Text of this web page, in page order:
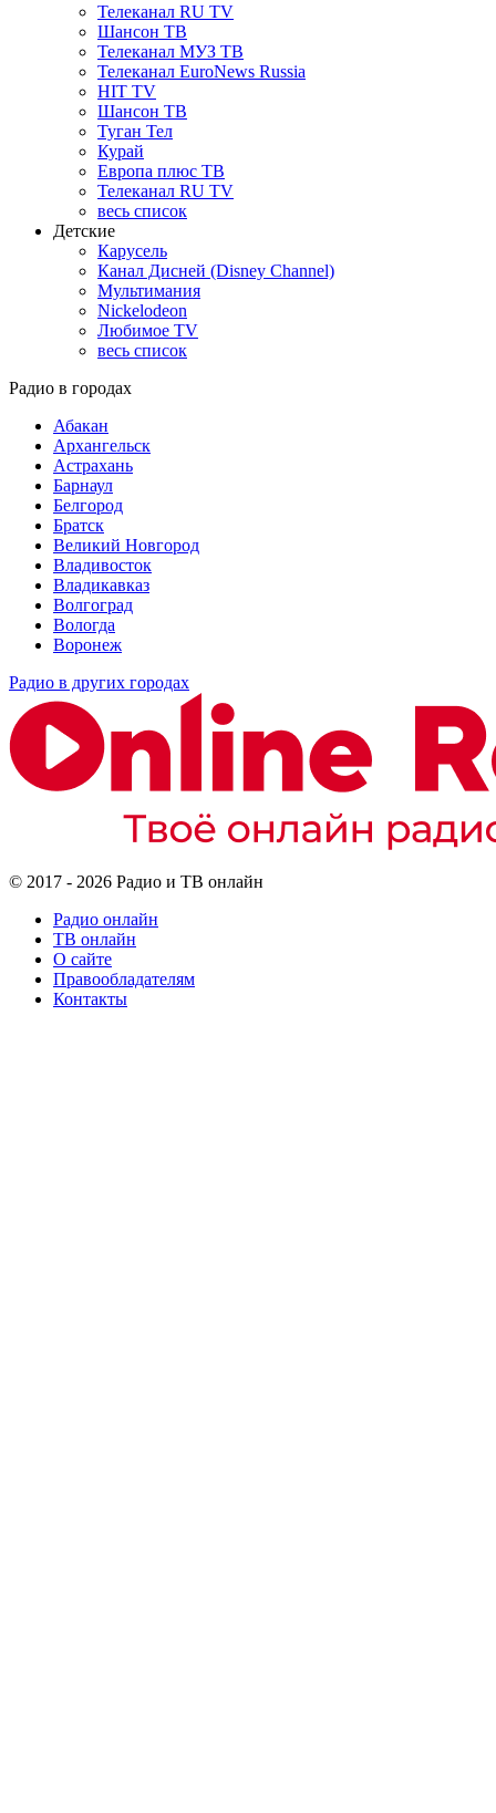
Телеканал RU TV
Шансон ТВ
Телеканал МУЗ ТВ
Телеканал EuroNews Russia
HIT TV
Шансон ТВ
Туган Тел
Курай
Европа плюс ТВ
Телеканал RU TV
весь список
Детские
Карусель
Канал Дисней (Disney Channel)
Мультимания
Nickelodeon
Любимое TV
весь список
Радио в городах
Абакан
Архангельск
Астрахань
Барнаул
Белгород
Братск
Великий Новгород
Владивосток
Владикавказ
Волгоград
Вологда
Воронеж
Радио в других городах
© 2017 - 2026 Радио и ТВ онлайн
Радио онлайн
ТВ онлайн
О сайте
Правообладателям
Контакты